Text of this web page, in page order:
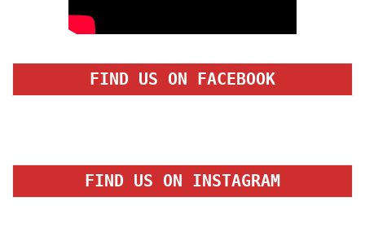
FIND US ON FACEBOOK
FIND US ON INSTAGRAM